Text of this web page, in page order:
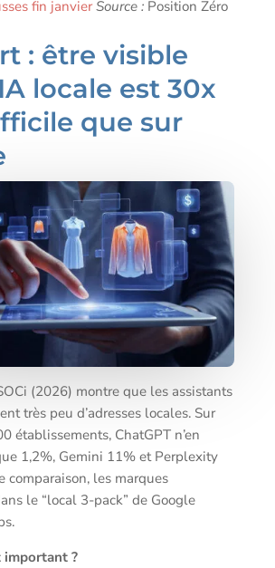
fin janvier Source :Position Zéro
: être visible
locale est 30x
que sur
(2026) montre que les assistants
très peu d’adresses locales. Sur
établissements, ChatGPT n’en
1,2%, Gemini 11% et Perplexity
comparaison, les marques
le “local 3-pack” de Google
important ?